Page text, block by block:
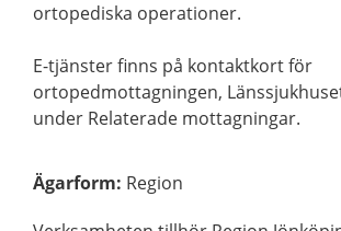
ortopediska operationer.
E-tjänster finns på kontaktkort för
ortopedmottagningen,
under Relaterade mottagningar.
Ägarform: Region